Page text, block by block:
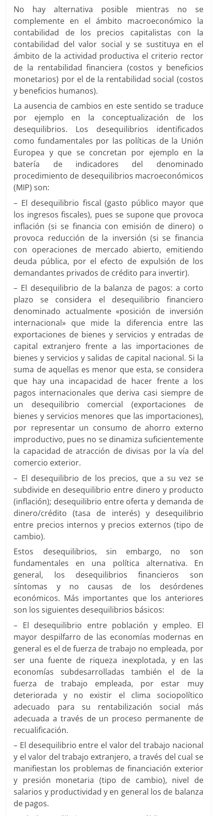
No hay alternativa posible mientras no se
complemente en el ámbito macroeconómico la
contabilidad de los precios capitalistas con la
contabilidad del valor social y se sustituya en el
ámbito de la actividad productiva el criterio rector
de la rentabilidad financiera (costos y beneficios
monetarios) por el de la rentabilidad social (costos
y beneficios humanos).
La ausencia de cambios en este sentido se traduce
por ejemplo en la conceptualización de los
desequilibrios. Los desequilibrios identificados
como fundamentales por las políticas de la Unión
Europea y que se concretan por ejemplo en la
batería de indicadores del denominado
procedimiento de desequilibrios macroeconómicos
(MIP) son:
– El desequilibrio fiscal (gasto público mayor que
los ingresos fiscales), pues se supone que provoca
inflación (si se financia con emisión de dinero) o
provoca reducción de la inversión (si se financia
con operaciones de mercado abierto, emitiendo
deuda pública, por el efecto de expulsión de los
demandantes privados de crédito para invertir).
– El desequilibrio de la balanza de pagos: a corto
plazo se considera el desequilibrio financiero
denominado actualmente «posición de inversión
internacional» que mide la diferencia entre las
exportaciones de bienes y servicios y entradas de
capital extranjero frente a las importaciones de
bienes y servicios y salidas de capital nacional. Si la
suma de aquellas es menor que esta, se considera
que hay una incapacidad de hacer frente a los
pagos internacionales que deriva casi siempre de
un desequilibrio comercial (exportaciones de
bienes y servicios menores que las importaciones),
por representar un consumo de ahorro externo
improductivo, pues no se dinamiza suficientemente
la capacidad de atracción de divisas por la vía del
comercio exterior.
– El desequilibrio de los precios, que a su vez se
subdivide en desequilibrio entre dinero y producto
(inflación); desequilibrio entre oferta y demanda de
dinero/crédito (tasa de interés) y desequilibrio
entre precios internos y precios externos (tipo de
cambio).
Estos desequilibrios, sin embargo, no son
fundamentales en una política alternativa. En
general, los desequilibrios financieros son
síntomas y no causas de los desórdenes
económicos. Más importantes que los anteriores
son los siguientes desequilibrios básicos:
– El desequilibrio entre población y empleo. El
mayor despilfarro de las economías modernas en
general es el de fuerza de trabajo no empleada, por
ser una fuente de riqueza inexplotada, y en las
economías subdesarrolladas también el de la
fuerza de trabajo empleada, por estar muy
deteriorada y no existir el clima sociopolítico
adecuado para su rentabilización social más
adecuada a través de un proceso permanente de
recualificación.
– El desequilibrio entre el valor del trabajo nacional
y el valor del trabajo extranjero, a través del cual se
manifiestan los problemas de financiación exterior
y presión monetaria (tipo de cambio), nivel de
salarios y productividad y en general los de balanza
de pagos.